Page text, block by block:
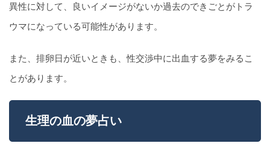
異性に対して、良いイメージがないか過去のできごとがトラ
ウマになっている可能性があります。
また、排卵日が近いときも、性交渉中に出血する夢をみるこ
とがあります。
生理の血の夢占い